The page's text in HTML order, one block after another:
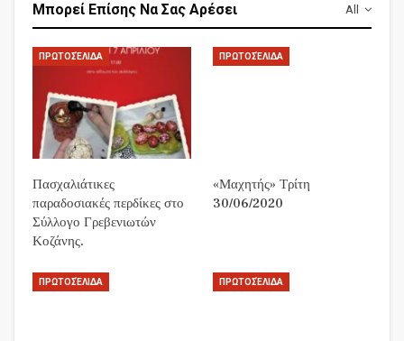
All
Μπορεί Επίσης Να Σας Αρέσει
ΠΡΩΤΟΣΈΛΙΔΑ
Πασχαλιάτικες
παραδοσιακές περδίκες στο
Σύλλογο Γρεβενιωτών
Κοζάνης.
ΠΡΩΤΟΣΈΛΙΔΑ
«Μαχητής» Τρίτη
30/06/2020
ΠΡΩΤΟΣΈΛΙΔΑ ΠΡΩΤΟΣΈΛΙΔΑ